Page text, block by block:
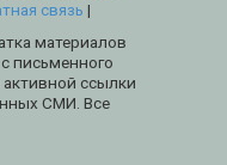
связь |
материалов
письменного
ссылки
СМИ. Все